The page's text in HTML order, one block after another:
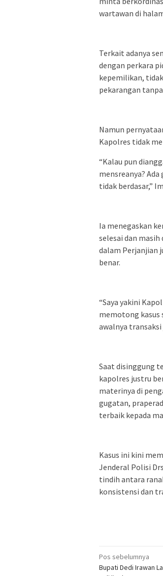
wartawan di
Terkait adanya
dengan perkara
kepemilikan, tidak
pekarangan
Namun
Kapolres tidak
“Kalau pun
mensreanya?
tidak berdasar,”
Ia menegaskan
selesai dan
dalam Perjanjian
benar.
“Saya yakini
memotong kasus
awalnya
Saat disinggung
kapolres justru
materinya di
gugatan,
terbaik kepada
Kasus ini kini
Jenderal Polisi
tindih antara
konsistensi dan
Navigasi
pos
Pos sebelumnya
Bupati Dedi Irawan